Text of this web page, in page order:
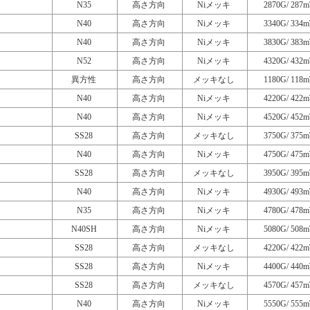
N35 高さ方向 Niメッキ
2870G/
N40
高さ方向 Niメッキ
3340G/
N40
高さ方向 Niメッキ
3830G/
N52
高さ方向 Niメッキ
4320G/
異方性
高さ方向 メッキなし
1180G/
N40
高さ方向 Niメッキ
4220G/
N40
高さ方向 Niメッキ
4520G/
SS28
高さ方向 メッキなし
3750G/
N40
高さ方向 Niメッキ
4750G/
SS28
高さ方向 メッキなし
3950G/
N40
高さ方向 Niメッキ
4930G/
N35
高さ方向 Niメッキ
4780G/
N40SH
高さ方向 Niメッキ
5080G/
SS28
高さ方向 メッキなし
4220G/
SS28
高さ方向 Niメッキ
4400G/
SS28
高さ方向 メッキなし
4570G/
N40
高さ方向 Niメッキ 5550G/